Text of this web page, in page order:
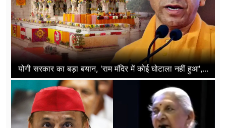
योगी सरकार का बड़ा बयान, 'राम मंदिर में कोई घोटाला नहीं हुआ',...